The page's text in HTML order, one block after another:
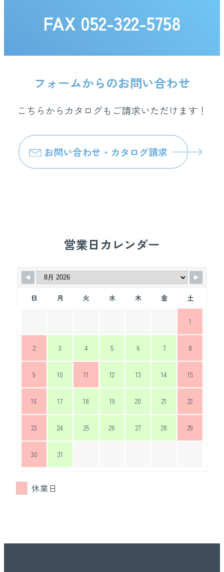
FAX 052-322-5758
フォームからのお問い合わせ
こちらからカタログもご請求いただけます！
お問い合わせ・カタログ請求
営業日カレンダー
日 月 火 水 木 金 土
1
2 3 4 5 6 7 8
9 10 11 12 13 14 15
16 17 18 19 20 21 22
23 24 25 26 27 28 29
30 31
休業日